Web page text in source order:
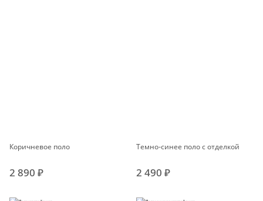
Коричневое поло
2 890 ₽
Темно-синее поло с отделкой
2 490 ₽